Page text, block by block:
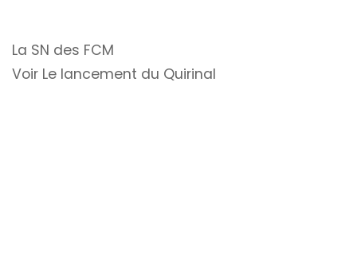
La SN des FCM
Voir Le lancement du Quirinal